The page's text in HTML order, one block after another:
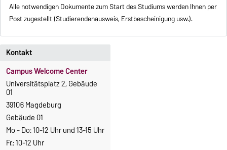
Alle notwendigen Dokumente zum Start des Studiums werden Ihnen per
Post zugestellt (Studierendenausweis, Erstbescheinigung usw.).
Kontakt
Campus Welcome Center
Universitätsplatz 2, Gebäude
01
39106 Magdeburg
Gebäude 01
Mo - Do: 10-12 Uhr und 13-15 Uhr
Fr.: 10-12 Uhr